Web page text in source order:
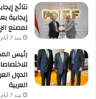
نتائج
إيجابية
لمصنع
منذ 7 أيام
رئيس
الدول
العربية
منذ 7 أيام